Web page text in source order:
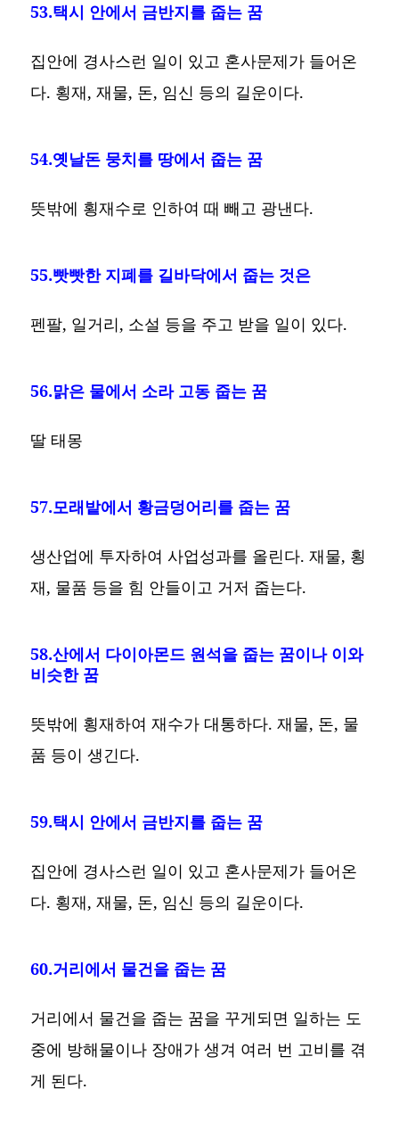
53.택시 안에서 금반지를 줍는 꿈
집안에 경사스런 일이 있고 혼사문제가 들어온
다. 횡재, 재물, 돈, 임신 등의 길운이다.
54.옛날돈 뭉치를 땅에서 줍는 꿈
뜻밖에 횡재수로 인하여 때 빼고 광낸다.
55.빳빳한 지폐를 길바닥에서 줍는 것은
펜팔, 일거리, 소설 등을 주고 받을 일이 있다.
56.맑은 물에서 소라 고동 줍는 꿈
딸 태몽
57.모래밭에서 황금덩어리를 줍는 꿈
생산업에 투자하여 사업성과를 올린다. 재물, 횡
재, 물품 등을 힘 안들이고 거저 줍는다.
58.산에서 다이아몬드 원석을 줍는 꿈이나 이와
비슷한 꿈
뜻밖에 횡재하여 재수가 대통하다. 재물, 돈, 물
품 등이 생긴다.
59.택시 안에서 금반지를 줍는 꿈
집안에 경사스런 일이 있고 혼사문제가 들어온
다. 횡재, 재물, 돈, 임신 등의 길운이다.
60.거리에서 물건을 줍는 꿈
거리에서 물건을 줍는 꿈을 꾸게되면 일하는 도
중에 방해물이나 장애가 생겨 여러 번 고비를 겪
게 된다.